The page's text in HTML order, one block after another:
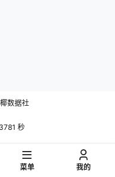
数据社
秒
菜单 我的